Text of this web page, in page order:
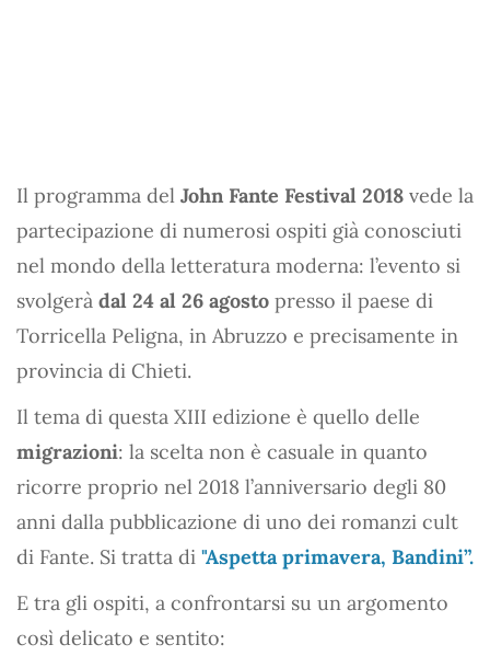
Il programma del John Fante Festival 2018 vede la
partecipazione di numerosi ospiti già conosciuti
nel mondo della letteratura moderna: l’evento si
svolgerà dal 24 al 26 agosto presso il paese di
Torricella Peligna, in Abruzzo e precisamente in
provincia di Chieti.
Il tema di questa XIII edizione è quello delle
migrazioni: la scelta non è casuale in quanto
ricorre proprio nel 2018 l’anniversario degli 80
anni dalla pubblicazione di uno dei romanzi cult
di Fante. Si tratta di "Aspetta primavera, Bandini”.
E tra gli ospiti, a confrontarsi su un argomento
così delicato e sentito: